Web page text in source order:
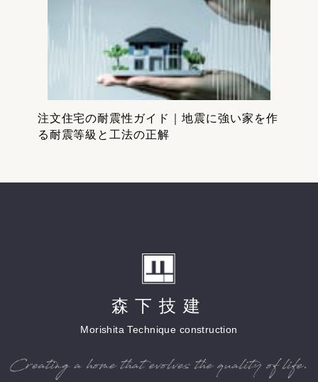
注文住宅の耐震性ガイド｜地震に強い家を作
る耐震等級と工法の正解
森下技建
Morishita Technique construction